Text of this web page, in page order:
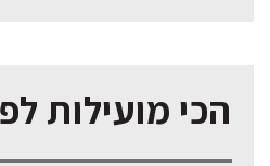
הכי מועילות